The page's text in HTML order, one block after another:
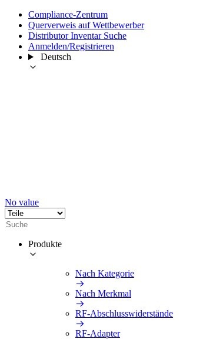
Compliance-Zentrum
Querverweis auf Wettbewerber
Distributor Inventar Suche
Anmelden/Registrieren
Deutsch
No value
Produkte
Nach Kategorie
Nach Merkmal
RF-Abschlusswiderstände
RF-Adapter